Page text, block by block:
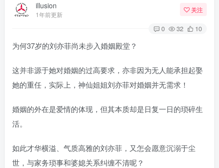
illusion
1年前更新
关注
0 32 10
为何37岁的刘亦菲尚未步入婚姻殿堂？
这并非源于她对婚姻的过高要求，亦非因为无人能承担起娶
她的重任，实际上，神仙姐姐刘亦菲对婚姻并无需求！
婚姻的外在是爱情的体现，但其本质却是日复一日的琐碎生
活。
如此才华横溢、气质高雅的刘亦菲，又怎会愿意沉溺于尘
世，与家务琐事和婆媳关系纠缠不清呢？